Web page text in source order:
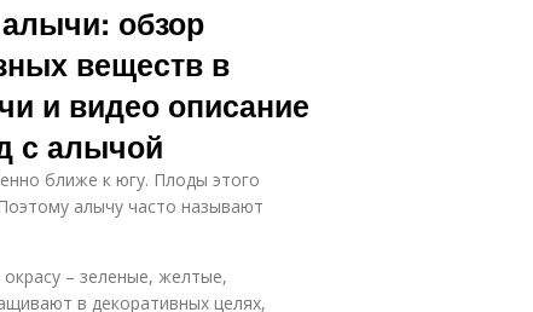
обзор
веществ в
и видео описание
с алычой
ближе к югу. Плоды этого
алычу часто называют
– зеленые, желтые,
в декоративных целях,